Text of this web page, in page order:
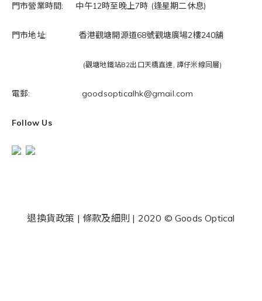
門市營業時間: 中午12時至晚上7時 (逢星期二休息)
門市地址: 香港觀塘開源道68號觀塘廣場2樓240舖
(觀塘地鐵站B2出口天橋直達, 譚仔米線同層)
電郵: goodsopticalhk@gmail.com
Follow Us
退換貨政策 | 條款及細則 | 2020 © Goods Optical